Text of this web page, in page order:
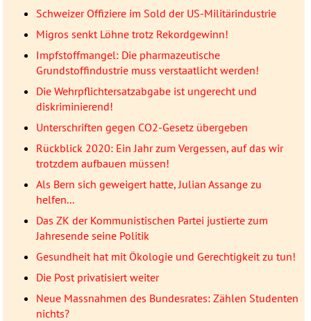
Schweizer Offiziere im Sold der US-Militärindustrie
Migros senkt Löhne trotz Rekordgewinn!
Impfstoffmangel: Die pharmazeutische
Grundstoffindustrie muss verstaatlicht werden!
Die Wehrpflichtersatzabgabe ist ungerecht und
diskriminierend!
Unterschriften gegen CO2-Gesetz übergeben
Rückblick 2020: Ein Jahr zum Vergessen, auf das wir
trotzdem aufbauen müssen!
Als Bern sich geweigert hatte, Julian Assange zu
helfen...
Das ZK der Kommunistischen Partei justierte zum
Jahresende seine Politik
Gesundheit hat mit Ökologie und Gerechtigkeit zu tun!
Die Post privatisiert weiter
Neue Massnahmen des Bundesrates: Zählen Studenten
nichts?